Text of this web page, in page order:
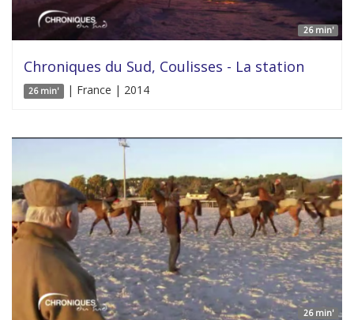
26 min'
Chroniques du Sud, Coulisses - La station
26 min' | France | 2014
26 min'